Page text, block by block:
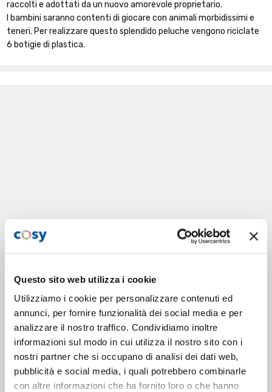
Questo sito web utilizza i cookie
Utilizziamo i cookie per personalizzare contenuti ed
annunci, per fornire funzionalità dei social media e per
analizzare il nostro traffico. Condividiamo inoltre
informazioni sul modo in cui utilizza il nostro sito con i
nostri partner che si occupano di analisi dei dati web,
pubblicità e social media, i quali potrebbero combinarle
con altre informazioni che ha fornito loro o che hanno
raccolti e adottati da un nuovo amorevole proprietario.
I bambini saranno contenti di giocare con animali morbidissimi e
teneri. Per realizzare questo splendido peluche vengono riciclate
6 botigie di plastica.